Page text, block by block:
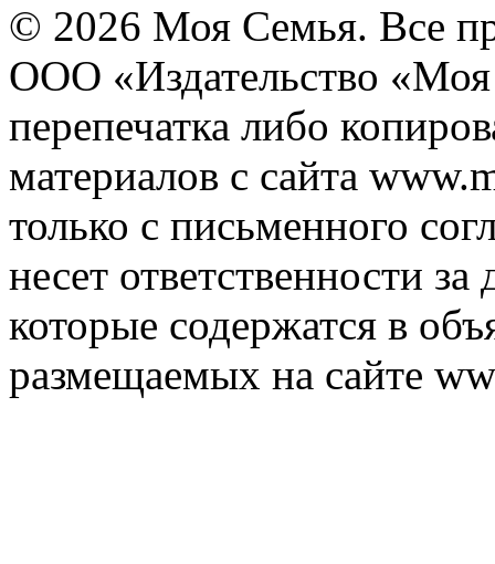
© 2026 Моя Семья. Все
ООО «Издательство
перепечатка либо
материалов с сайта
только с письменного
несет ответственности
которые содержатся в
размещаемых на сайте